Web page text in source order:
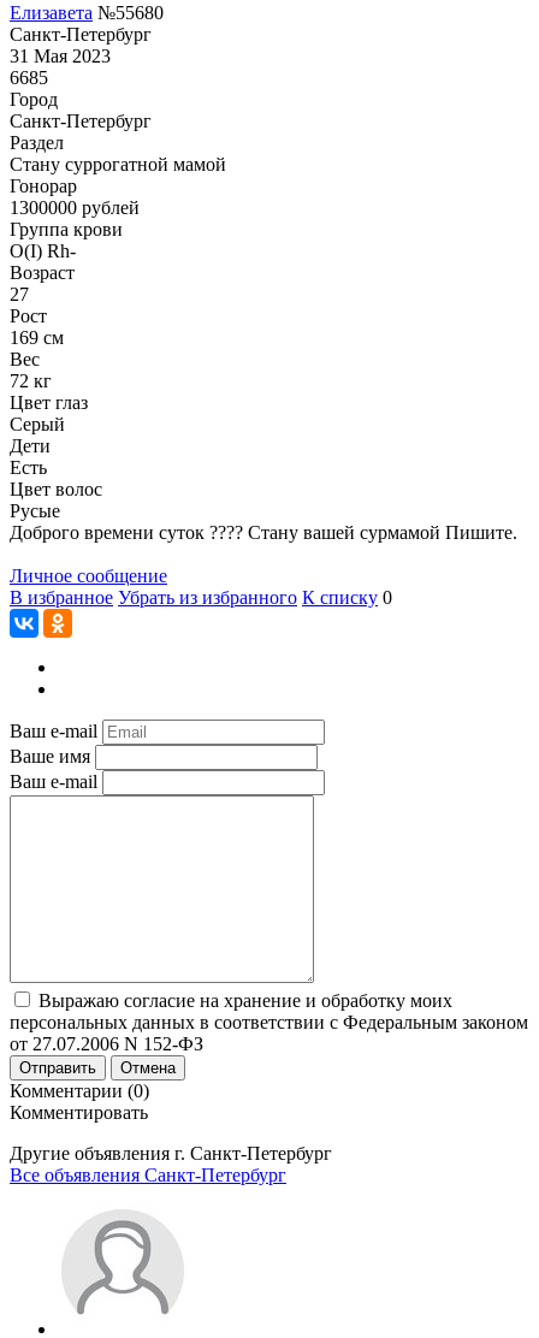
Елизавета №55680
Санкт-Петербург
31 Мая 2023
6685
Город
Санкт-Петербург
Раздел
Cтану суррогатной мамой
Гонoрар
1300000 рублей
Группа крови
O(I) Rh-
Возраст
27
Рост
169 см
Вес
72 кг
Цвет глаз
Серый
Дети
Есть
Цвет волос
Русые
Доброго времени суток ???? Стану вашей сурмамой Пишите.
Личное сообщение
В избранное Убрать из избранного К списку 0
Ваш e-mail
Ваше имя
Ваш e-mail
Выражаю согласие на хранение и обработку моих
персональных данных в соответствии с Федеральным законом
от 27.07.2006 N 152-ФЗ
Отправить Отмена
Комментарии (0)
Комментировать
Другие объявления г. Санкт-Петербург
Все объявления Санкт-Петербург